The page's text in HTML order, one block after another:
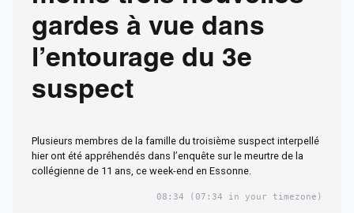
gardes à vue dans
l’entourage du 3e
suspect
Plusieurs membres de la famille du troisième suspect interpellé
hier ont été appréhendés dans l’enquête sur le meurtre de la
collégienne de 11 ans, ce week-end en Essonne.
08:34 (07:34 in your timezone)